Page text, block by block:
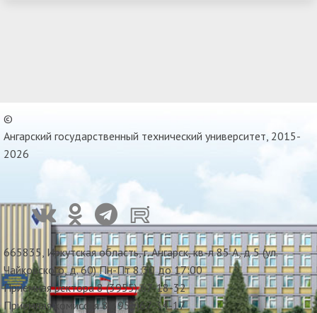
©
Ангарский государственный технический университет, 2015-
2026
665835, Иркутская область, г. Ангарск, кв-л 85 А, д 5 (ул.
Чайковского, д. 60) Пн-Пт 8:30 до 17:00
Приемная ректора 8 (3955) 67-18-32
Приемная комиссия 8(3955)67-34-17